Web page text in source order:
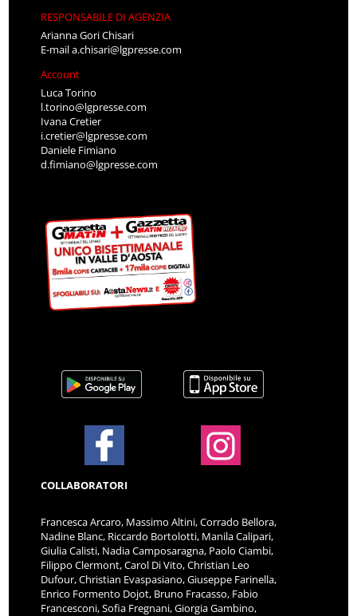
RESPONSABILE DI AGENZIA
Arianna Gori Chisari
E-maila.chisari@lgpresse.com
Account
Luca Torino
l.torino@lgpresse.com
Ivana Cretier
i.cretier@lgpresse.com
Daniele Fimiano
d.fimiano@lgpresse.com
COLLABORATORI
Francesca Arcaro, Massimo Altini, Corrado Bellora,
Nadine Blanc, Riccardo Bortolotti, Manila Calipari,
Giulia Calisti, Nadia Camposaragna, Paolo Ciambi,
Filippo Clermont, Carol Di Vito, Christian Leo
Dufour, Christian Evaspasiano, Giuseppe Farinella,
Enrico Formento Dojot, Bruno Fracasso, Fabio
Francesconi, Sofia Fregnani, Giorgia Gambino,